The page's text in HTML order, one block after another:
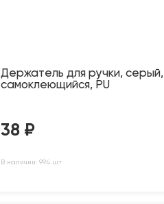
Держатель для ручки, серый,
самоклеющийся, PU
38 ₽
В наличии: 994 шт